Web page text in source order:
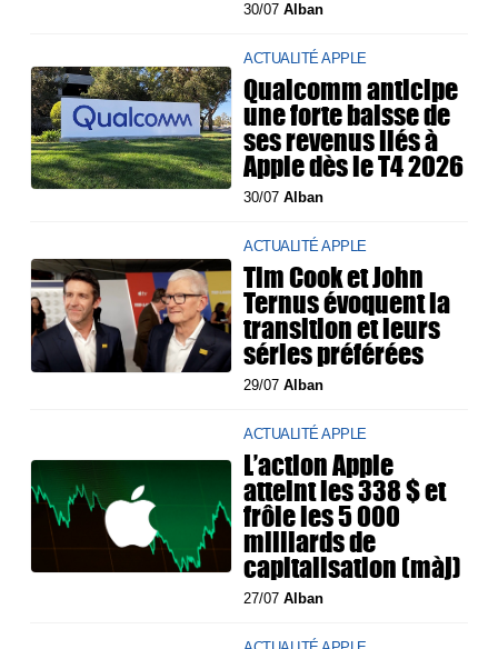
30/07Alban
ACTUALITÉ APPLE
Qualcomm anticipe
une forte baisse de
ses revenus liés à
Apple dès le T4 2026
30/07Alban
ACTUALITÉ APPLE
Tim Cook et John
Ternus évoquent la
transition et leurs
séries préférées
29/07Alban
ACTUALITÉ APPLE
L’action Apple
atteint les 338 $ et
frôle les 5 000
milliards de
capitalisation (màj)
27/07Alban